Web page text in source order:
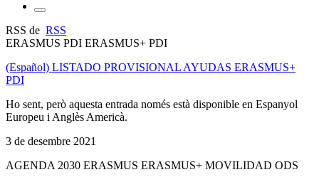
RSS de RSS
ERASMUS PDI ERASMUS+ PDI
(Español) LISTADO PROVISIONAL AYUDAS ERASMUS+
PDI
Ho sent, però aquesta entrada només està disponible en Espanyol
Europeu i Anglès Americà.
3 de desembre 2021
AGENDA 2030 ERASMUS ERASMUS+ MOVILIDAD ODS